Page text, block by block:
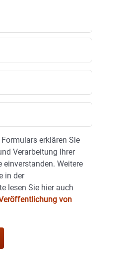
erklären Sie
Verarbeitung Ihrer
einverstanden. Weitere
in der
lesen Sie hier auch
von